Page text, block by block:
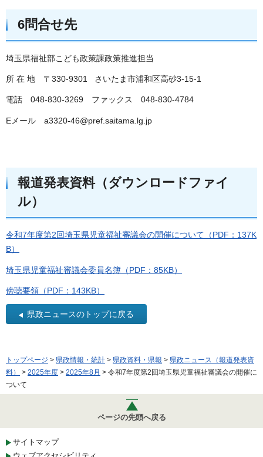
6問合せ先
埼玉県福祉部こども政策課政策推進担当
所 在 地 〒330-9301 さいたま市浦和区高砂3-15-1
電話 048-830-3269 ファックス 048-830-4784
Eメール a3320-46@pref.saitama.lg.jp
報道発表資料（ダウンロードファイ
ル）
令和7年度第2回埼玉県児童福祉審議会の開催について（PDF：137K
B）
埼玉県児童福祉審議会委員名簿（PDF：85KB）
傍聴要領（PDF：143KB）
県政ニュースのトップに戻る
トップページ > 県政情報・統計 > 県政資料・県報 > 県政ニュース（報道発表資
料）
> 2025年度 > 2025年8月 > 令和7年度第2回埼玉県児童福祉審議会の開催に
ついて
ページの先頭へ戻る
サイトマップ